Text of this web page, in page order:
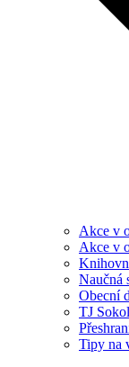
Akce v
Akce v
Naučná
Obecní
TJ
Tipy na